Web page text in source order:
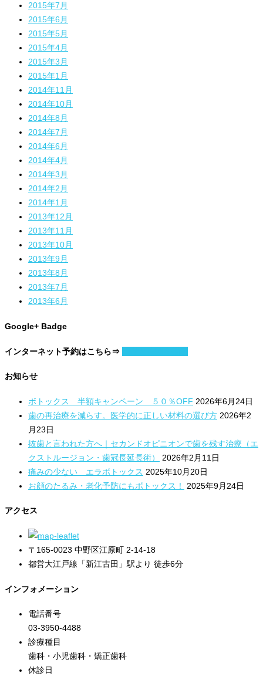
2015年7月
2015年6月
2015年5月
2015年4月
2015年3月
2015年1月
2014年11月
2014年10月
2014年8月
2014年7月
2014年6月
2014年4月
2014年3月
2014年2月
2014年1月
2013年12月
2013年11月
2013年10月
2013年9月
2013年8月
2013年7月
2013年6月
Google+ Badge
インターネット予約はこちら⇒
お知らせ
ボトックス 半額キャンペーン ５０％OFF 2026年6月24日
歯の再治療を減らす。医学的に正しい材料の選び方 2026年2
月23日
抜歯と言われた方へ｜セカンドオピニオンで歯を残す治療（エ
クストルージョン・歯冠長延長術）
2026年2月11日
痛みの少ない エラボトックス 2025年10月20日
お顔のたるみ・老化予防にもボトックス！
2025年9月24日
アクセス
〒165-0023 中野区江原町 2-14-18
都営大江戸線「新江古田」駅より 徒歩6分
インフォメーション
電話番号
03-3950-4488
診療種目
歯科・小児歯科・矯正歯科
休診日